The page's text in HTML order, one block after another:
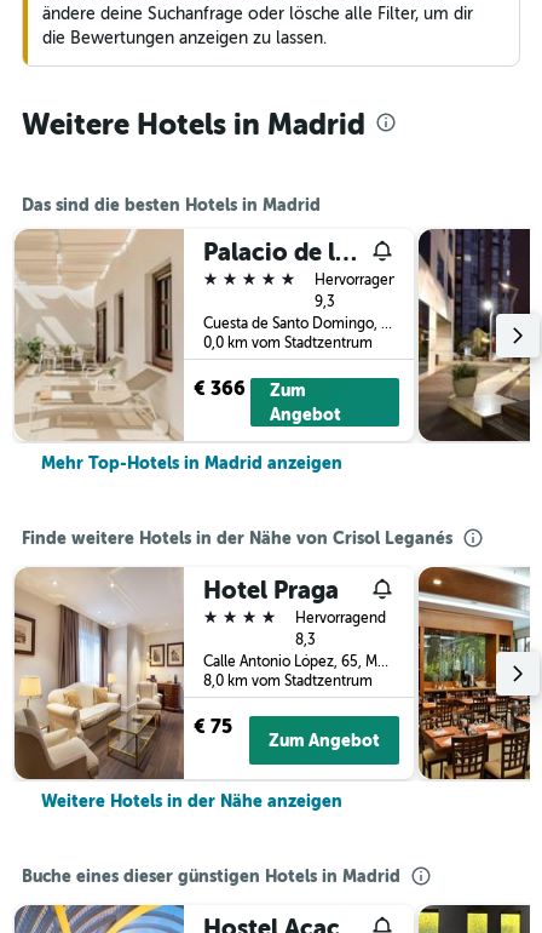
ändere deine Suchanfrage oder lösche alle Filter, um dir
die Bewertungen anzeigen zu lassen.
Weitere Hotels in Madrid
Das sind die besten Hotels in Madrid
Palacio de los Duques Gran Meliá
5 Sterne
Hervorragend
9,3
Cuesta de Santo Domingo, 5, Madrid, Spanien
0,0 km vom Stadtzentrum
€ 366
Zum
Angebot
Mehr Top-Hotels in Madrid anzeigen
Finde weitere Hotels in der Nähe von Crisol Leganés
Hotel Praga
4 Sterne
Hervorragend
8,3
Calle Antonio López, 65, Madrid, Spanien
8,0 km vom Stadtzentrum
€ 75
Zum Angebot
Weitere Hotels in der Nähe anzeigen
Buche eines dieser günstigen Hotels in Madrid